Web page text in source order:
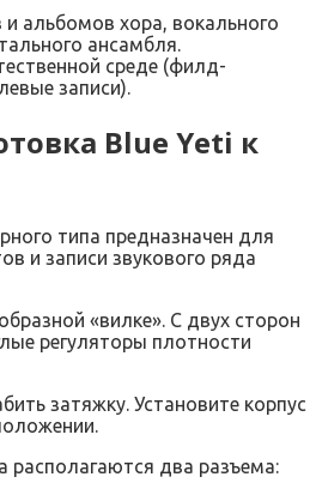
и альбомов хора, вокального
ансамбля.
среде (филд-
записи).
Blue Yeti к
типа предназначен для
и записи звукового ряда
«вилке». С двух сторон
регуляторы плотности
затяжку. Установите корпус
располагаются два разъема: